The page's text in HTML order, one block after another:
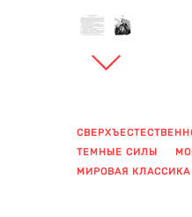
ТЕМНЫЕ СИЛЫ
МИРОВАЯ КЛАССИКА